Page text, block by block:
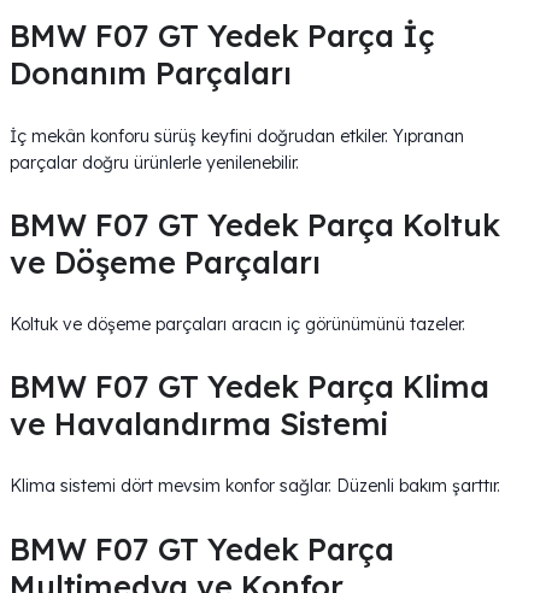
BMW F07 GT Yedek Parça İç
Donanım Parçaları
İç mekân konforu sürüş keyfini doğrudan etkiler. Yıpranan
parçalar doğru ürünlerle yenilenebilir.
BMW F07 GT Yedek Parça Koltuk
ve Döşeme Parçaları
Koltuk ve döşeme parçaları aracın iç görünümünü tazeler.
BMW F07 GT Yedek Parça Klima
ve Havalandırma Sistemi
Klima sistemi dört mevsim konfor sağlar. Düzenli bakım şarttır.
BMW F07 GT Yedek Parça